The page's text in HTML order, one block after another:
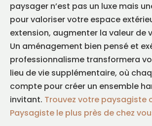
paysager n’est pas un luxe mais
pour valoriser votre espace
extension, augmenter la valeur de
Un aménagement bien pensé et
professionnalisme transformera
lieu de vie supplémentaire, où
compte pour créer un ensemble
invitant. Trouvez votre paysagiste
Paysagiste le plus près de chez